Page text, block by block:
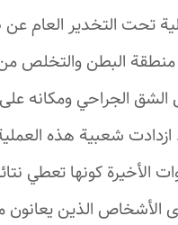
تحت التخدير العام
البطن والتخلص من
الجراحي ومكانه
شعبية هذه
الأخيرة كونها تعطي
الأشخاص الذين يعانون